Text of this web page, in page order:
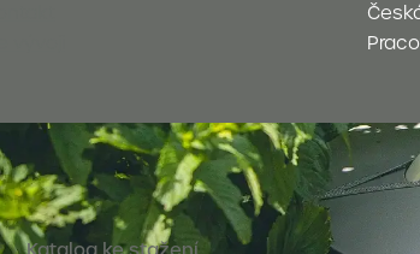
Katalog ke stažení